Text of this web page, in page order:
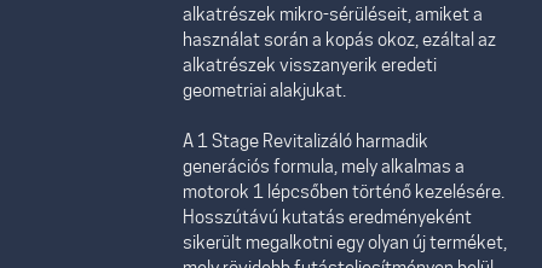
alkatrészek mikro-sérüléseit, amiket a
használat során a kopás okoz, ezáltal az
alkatrészek visszanyerik eredeti
geometriai alakjukat.
A 1 Stage Revitalizáló harmadik
generációs formula, mely alkalmas a
motorok 1 lépcsőben történő kezelésére.
Hosszútávú kutatás eredményeként
sikerült megalkotni egy olyan új terméket,